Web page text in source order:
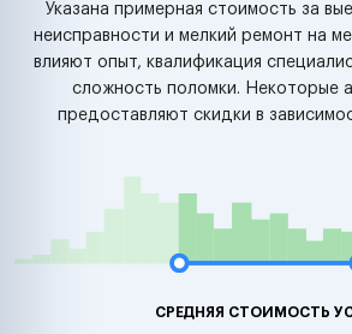
Указана примерная стоимость за
неисправности и мелкий ремонт на
влияют опыт, квалификация
сложность поломки. Некоторые
предоставляют скидки в
СРЕДНЯЯ СТОИМОСТЬ